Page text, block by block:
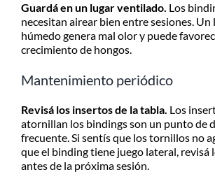
Guardá en un lugar ventilado. Los
necesitan airear bien entre sesiones. Un
húmedo genera mal olor y puede
crecimiento de hongos.
Mantenimiento periódico
Revisá los insertos de la tabla. Los
atornillan los bindings son un punto de
frecuente. Si sentís que los tornillos no
que el binding tiene juego lateral, revisá
antes de la próxima sesión.